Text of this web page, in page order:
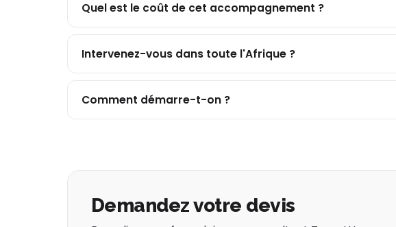
Quel est le coût de cet accompagnement ?
Intervenez-vous dans toute l'Afrique ?
Comment démarre-t-on ?
Demandez votre devis